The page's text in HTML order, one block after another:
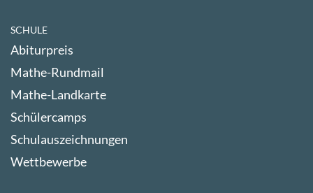
SCHULE
Abiturpreis
Mathe-Rundmail
Mathe-Landkarte
Schülercamps
Schulauszeichnungen
Wettbewerbe